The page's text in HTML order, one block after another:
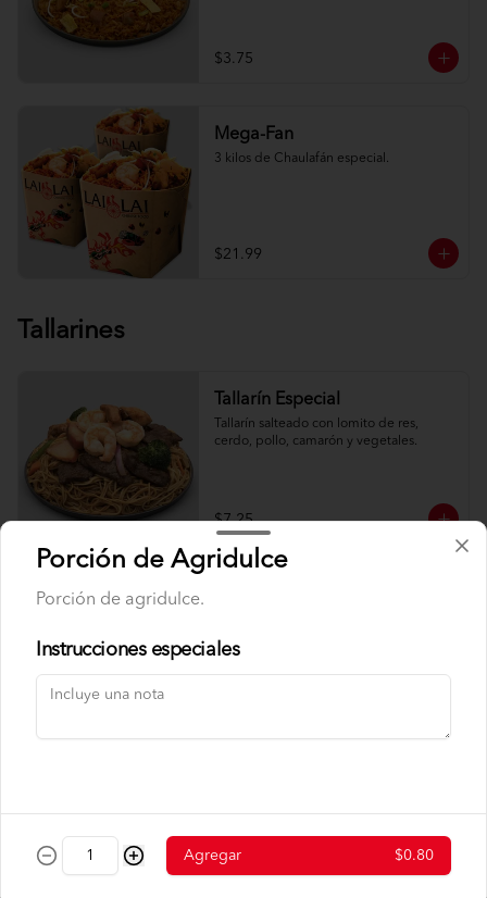
$3.75
Mega-Fan
3 kilos de Chaulafán especial.
$21.99
Tallarines
Tallarín Especial
Tallarín salteado con lomito de res,
cerdo, pollo, camarón y vegetales.
$7.25
vegetales
Tallarín salteado con cerdo y vegetales.
Porción de Agridulce
Porción de agridulce.
Instrucciones especiales
Agregar $0.80